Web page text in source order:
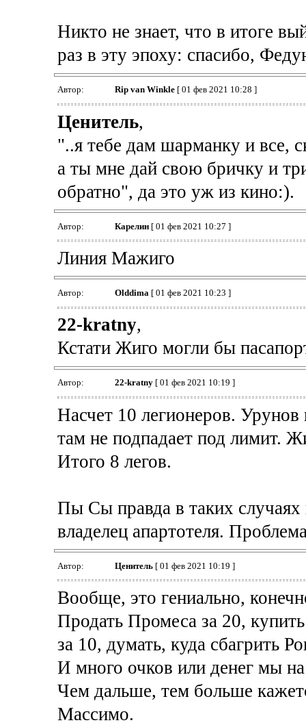
Никто не знает, что в итоге
раз в эту эпоху: спасибо,
Автор: Rip van Winkle[ 01 фев 2021 10:28 ]
Ценитель,
"..я тебе дам шарманку и все,
а ты мне дай свою бричку и
обратно", да это уж из кино:).
Автор: Карелин[ 01 фев 2021 10:27 ]
Линия Мажиго
Автор: Olddima [ 01 фев 2021 10:23 ]
22-kratny,
Кстати Жиго могли бы
Автор: 22-kratny[ 01 фев 2021 10:19 ]
Насчет 10 легионеров. Урунов
там не подпадает под лимит.
Итого 8 легов.
Пы Сы правда в таких
владелец апартотеля.
Автор: Ценитель[ 01 фев 2021 10:19 ]
Вообще, это гениально,
Продать Промеса за 20,
за 10, думать, куда сбагрить
И много очков или денег мы на
Чем дальше, тем больше
Массимо.